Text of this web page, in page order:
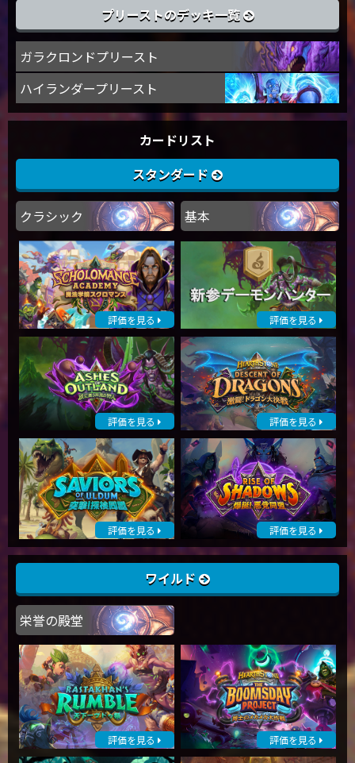
プリーストのデッキ一覧
ガラクロンドプリースト
ハイランダープリースト
カードリスト
スタンダード
クラシック 基本
評価を見る 評価を見る
評価を見る 評価を見る
評価を見る 評価を見る
ワイルド
栄誉の殿堂
評価を見る 評価を見る